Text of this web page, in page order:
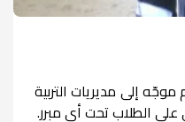
في الحكومة السورية، يوم الخميس 9 تشرين الأول 2025 تعميم موجّه إلى مديريات التربية
الطلاب تحت أي مبرر.